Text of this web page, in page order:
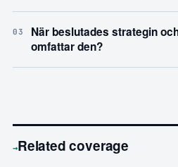
03
När beslutades strategin
omfattar den?
→Related coverage